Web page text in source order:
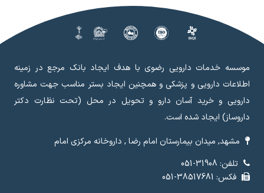
موسسه خدمات دارویی رضوی با هدف ایجاد بانک مرجع در زمینه
اطلاعات دارویی و پزشکی و همچنین ایجاد بستر مناسب جهت مشاوره
دارویی و خرید آسان دارو و تحویل در محل (تحت نظارت دکتر
داروساز) ایجاد شده است.
مشهد, میدان بیمارستان امام رضا , داروخانه مرکزی امام
تلفن: 31908-051
فکس: 38517681-051